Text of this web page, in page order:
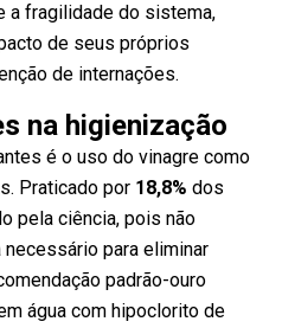
a fragilidade do sistema,
de seus próprios
de internações.
na higienização
é o uso do vinagre como
Praticado por 18,8% dos
pela ciência, pois não
para eliminar
padrão-ouro
água com hipoclorito de